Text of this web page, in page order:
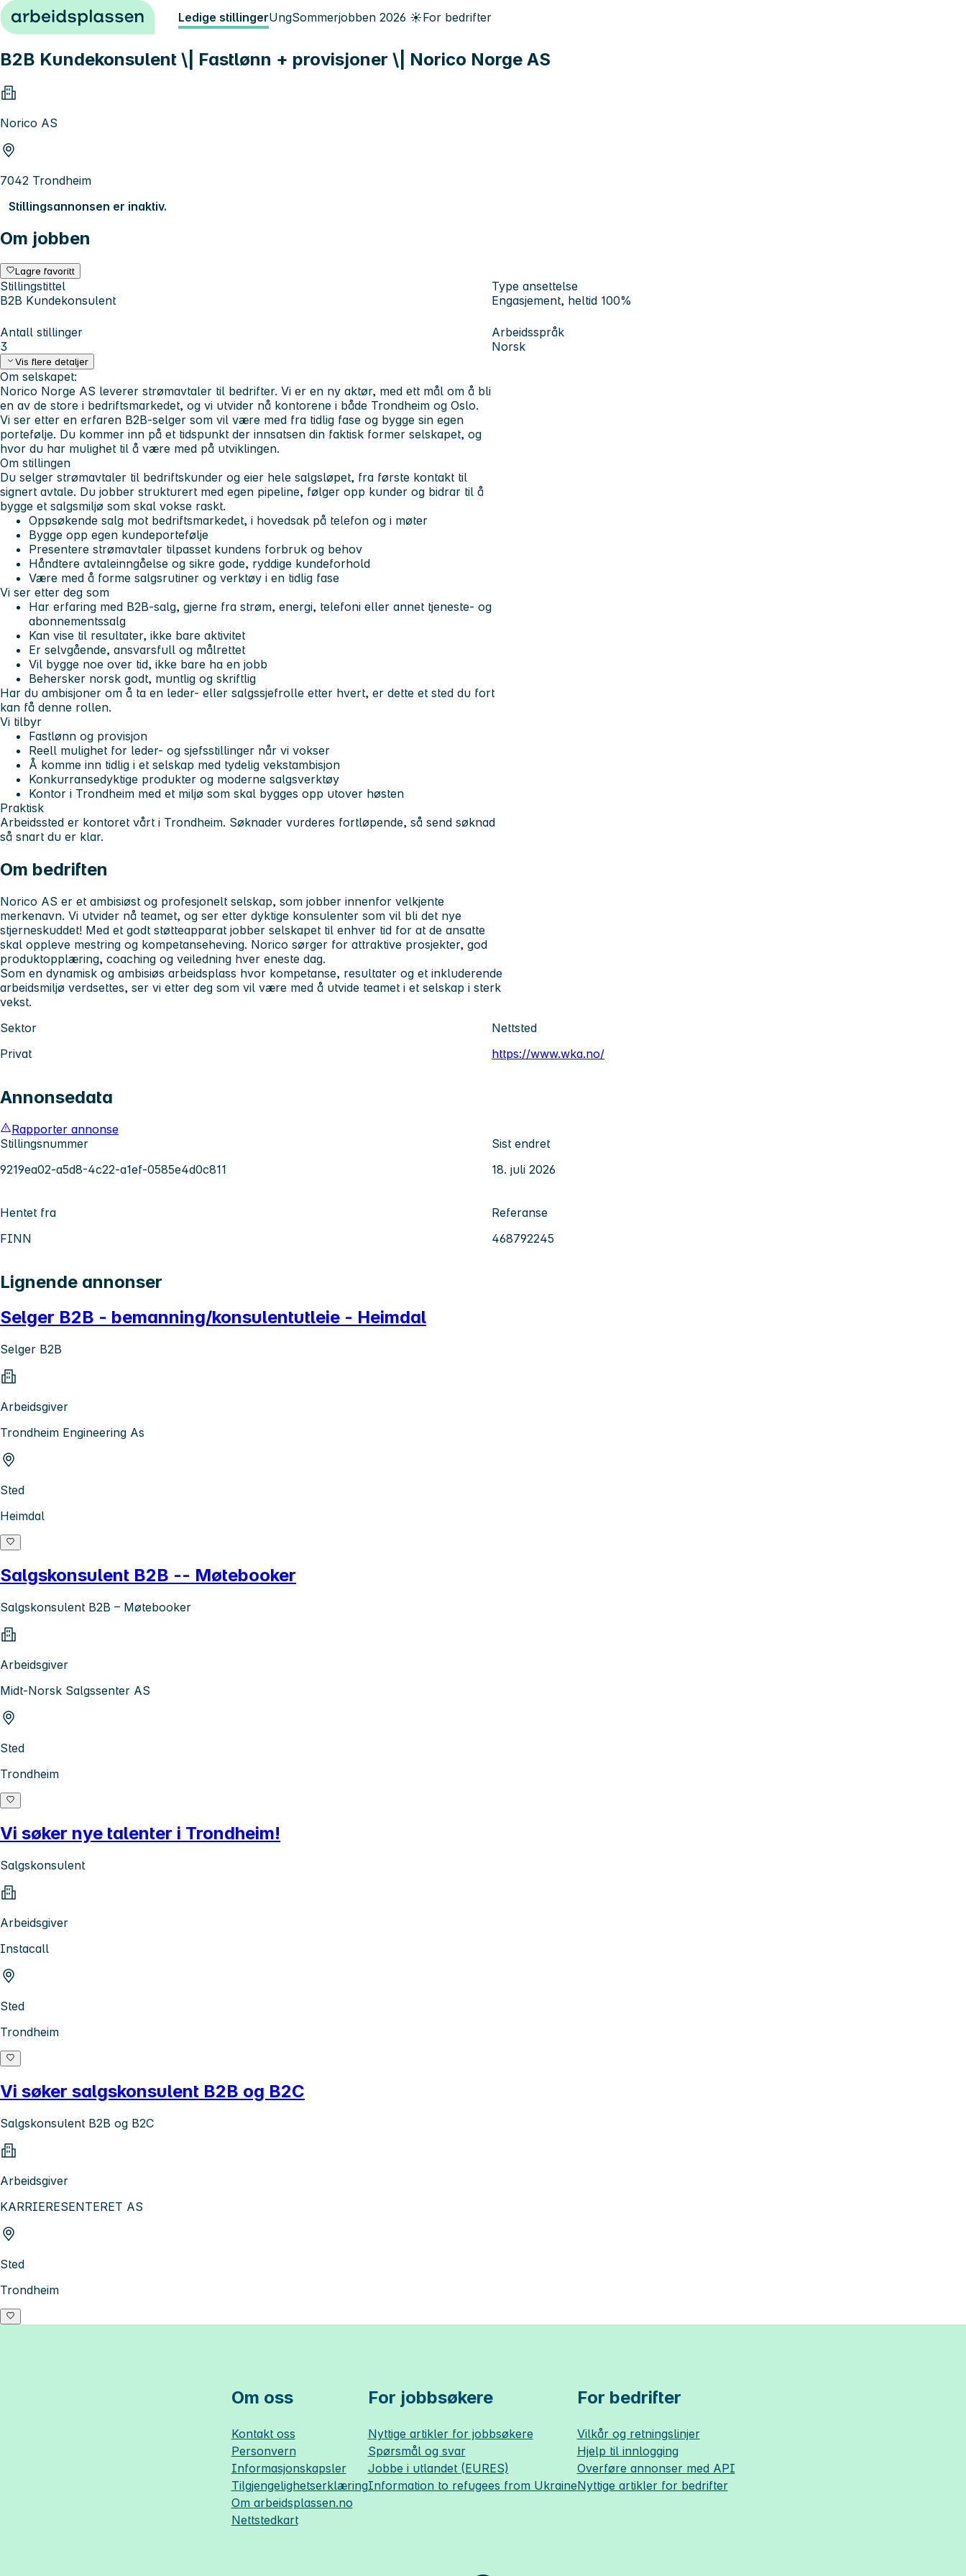
Hopp til innhold Ledige stillingerUngSommerjobben 2026 ☀️For bedrifter
B2B Kundekonsulent \| Fastlønn + provisjoner \| Norico Norge AS
Norico AS
7042 Trondheim
Stillingsannonsen er inaktiv.
Om jobben
Lagre favoritt
Stillingstittel
B2B Kundekonsulent
Type ansettelse
Engasjement, heltid 100%
Antall stillinger
3
Arbeidsspråk
Norsk
Vis flere detaljer
Om selskapet:
Norico Norge AS leverer strømavtaler til bedrifter. Vi er en ny aktør, med ett mål om å bli
en av de store i bedriftsmarkedet, og vi utvider nå kontorene i både Trondheim og Oslo.
Vi ser etter en erfaren B2B-selger som vil være med fra tidlig fase og bygge sin egen
portefølje. Du kommer inn på et tidspunkt der innsatsen din faktisk former selskapet, og
hvor du har mulighet til å være med på utviklingen.
Om stillingen
Du selger strømavtaler til bedriftskunder og eier hele salgsløpet, fra første kontakt til
signert avtale. Du jobber strukturert med egen pipeline, følger opp kunder og bidrar til å
bygge et salgsmiljø som skal vokse raskt.
Oppsøkende salg mot bedriftsmarkedet, i hovedsak på telefon og i møter
Bygge opp egen kundeportefølje
Presentere strømavtaler tilpasset kundens forbruk og behov
Håndtere avtaleinngåelse og sikre gode, ryddige kundeforhold
Være med å forme salgsrutiner og verktøy i en tidlig fase
Vi ser etter deg som
Har erfaring med B2B-salg, gjerne fra strøm, energi, telefoni eller annet tjeneste- og
abonnementssalg
Kan vise til resultater, ikke bare aktivitet
Er selvgående, ansvarsfull og målrettet
Vil bygge noe over tid, ikke bare ha en jobb
Behersker norsk godt, muntlig og skriftlig
Har du ambisjoner om å ta en leder- eller salgssjefrolle etter hvert, er dette et sted du fort
kan få denne rollen.
Vi tilbyr
Fastlønn og provisjon
Reell mulighet for leder- og sjefsstillinger når vi vokser
Å komme inn tidlig i et selskap med tydelig vekstambisjon
Konkurransedyktige produkter og moderne salgsverktøy
Kontor i Trondheim med et miljø som skal bygges opp utover høsten
Praktisk
Arbeidssted er kontoret vårt i Trondheim. Søknader vurderes fortløpende, så send søknad
så snart du er klar.
Om bedriften
Norico AS er et ambisiøst og profesjonelt selskap, som jobber innenfor velkjente
merkenavn. Vi utvider nå teamet, og ser etter dyktige konsulenter som vil bli det nye
stjerneskuddet! Med et godt støtteapparat jobber selskapet til enhver tid for at de ansatte
skal oppleve mestring og kompetanseheving. Norico sørger for attraktive prosjekter, god
produktopplæring, coaching og veiledning hver eneste dag.
Som en dynamisk og ambisiøs arbeidsplass hvor kompetanse, resultater og et inkluderende
arbeidsmiljø verdsettes, ser vi etter deg som vil være med å utvide teamet i et selskap i sterk
vekst.
Sektor
Privat
Nettsted
https://www.wka.no/
Annonsedata
Rapporter annonse
Stillingsnummer
9219ea02-a5d8-4c22-a1ef-0585e4d0c811
Sist endret
18. juli 2026
Hentet fra
FINN
Referanse
468792245
Lignende annonser
Selger B2B - bemanning/konsulentutleie - Heimdal
Selger B2B
Arbeidsgiver
Trondheim Engineering As
Sted
Heimdal
Salgskonsulent B2B -- Møtebooker
Salgskonsulent B2B – Møtebooker
Arbeidsgiver
Midt-Norsk Salgssenter AS
Sted
Trondheim
Vi søker nye talenter i Trondheim!
Salgskonsulent
Arbeidsgiver
Instacall
Sted
Trondheim
Vi søker salgskonsulent B2B og B2C
Salgskonsulent B2B og B2C
Arbeidsgiver
KARRIERESENTERET AS
Sted
Trondheim
Om oss
Kontakt oss
Personvern
Informasjonskapsler
Tilgjengelighetserklæring
Om arbeidsplassen.no
Nettstedkart
For jobbsøkere
Nyttige artikler for jobbsøkere
Spørsmål og svar
Jobbe i utlandet (EURES)
Information to refugees from Ukraine
For bedrifter
Vilkår og retningslinjer
Hjelp til innlogging
Overføre annonser med API
Nyttige artikler for bedrifter